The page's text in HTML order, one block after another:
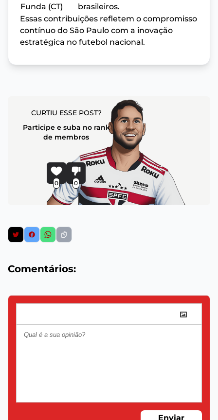
Funda (CT)
brasileiros.
Essas contribuições refletem o compromisso
contínuo do São Paulo com a inovação
estratégica no futebol nacional.
CURTIU ESSE POST?
Participe e suba no rank
de membros
0 0
Comentários:
Enviar